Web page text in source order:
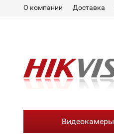
О компании Доставка
Видеокамеры